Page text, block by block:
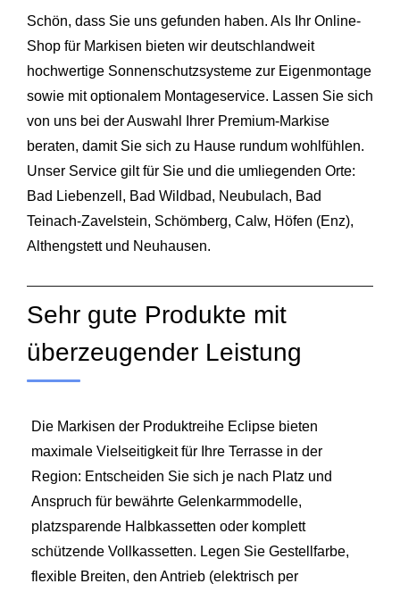
Schön, dass Sie uns gefunden haben. Als Ihr Online-
Shop für Markisen bieten wir deutschlandweit
hochwertige Sonnenschutzsysteme zur Eigenmontage
sowie mit optionalem Montageservice. Lassen Sie sich
von uns bei der Auswahl Ihrer Premium‑Markise
beraten, damit Sie sich zu Hause rundum wohlfühlen.
Unser Service gilt für Sie und die umliegenden Orte:
Bad Liebenzell , Bad Wildbad, Neubulach, Bad
Teinach‑Zavelstein, Schömberg, Calw, Höfen (Enz),
Althengstettund Neuhausen.
Sehr gute Produkte mit
überzeugender Leistung
Die Markisen der Produktreihe Eclipse bieten
maximale Vielseitigkeit für Ihre Terrasse in der
Region: Entscheiden Sie sich je nach Platz und
Anspruch für bewährte Gelenkarmmodelle,
platzsparende Halb­kassetten oder komplett
schützende Vollkassetten. Legen Sie Gestellfarbe,
flexible Breiten, den Antrieb (elektrisch per